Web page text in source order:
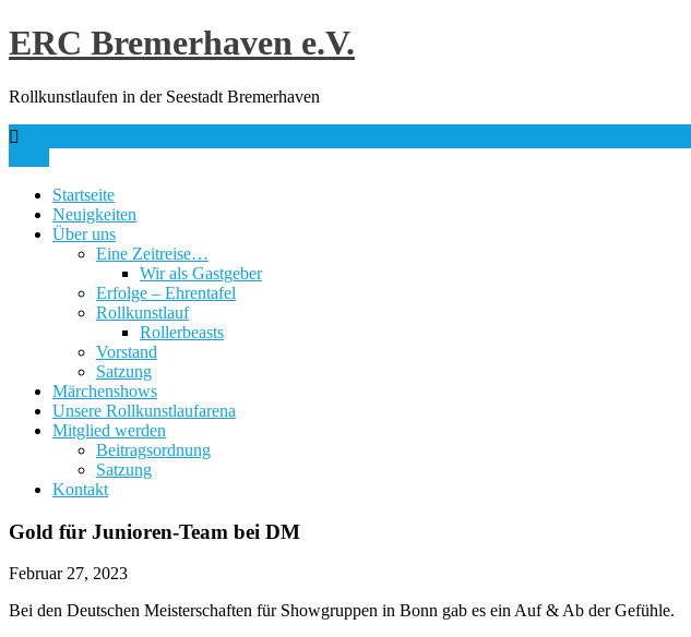
Skip
to
ERC Bremerhaven e.V.
Rollkunstlaufen in der Seestadt Bremerhaven
Startseite
Neuigkeiten
Über uns
Eine Zeitreise…
Wir als Gastgeber
Erfolge – Ehrentafel
Rollkunstlauf
Rollerbeasts
Vorstand
Satzung
Märchenshows
Unsere Rollkunstlaufarena
Mitglied werden
Beitragsordnung
Satzung
Kontakt
Gold für Junioren-Team bei DM
Februar 27, 2023
Bei den Deutschen Meisterschaften für Showgruppen in Bonn gab es ein Auf & Ab der Gefühle.